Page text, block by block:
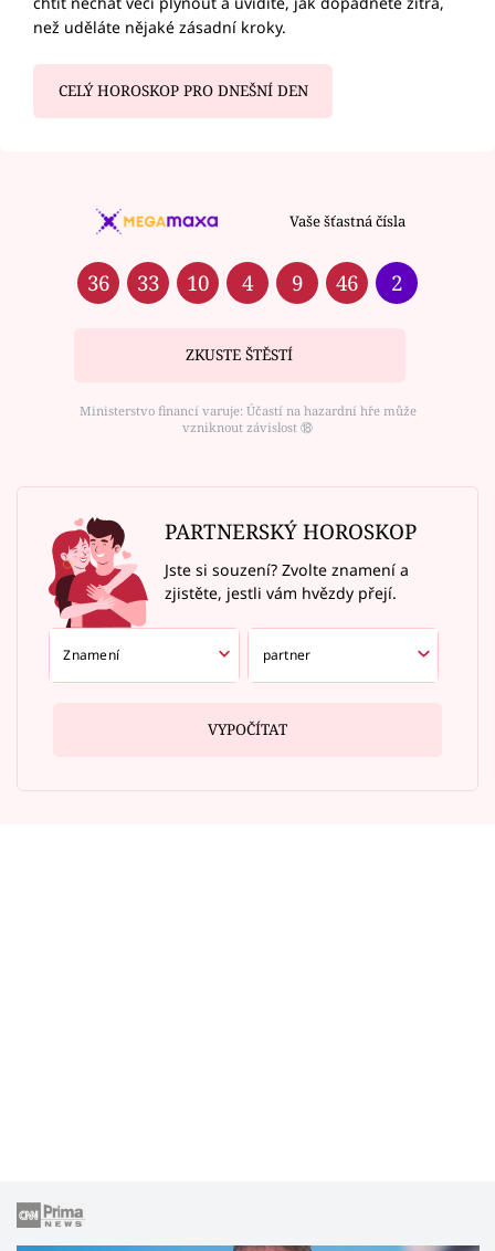
než uděláte nějaké zásadní kroky.
CELÝ HOROSKOP PRO DNEŠNÍ DEN
Vaše šťastná čísla
36 33 10 4 9 46 2
ZKUSTE ŠTĚSTÍ
Ministerstvo financí varuje: Účastí na hazardní hře může
vzniknout závislost ⑱
PARTNERSKÝ HOROSKOP
Jste si souzení? Zvolte znamení a
zjistěte, jestli vám hvězdy přejí.
VYPOČÍTAT